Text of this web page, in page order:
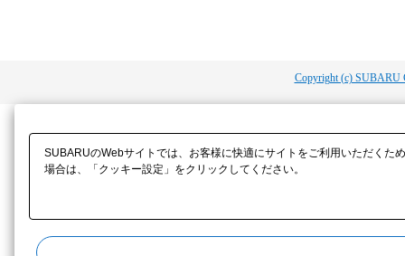
Copyright (c) SUBARU
SUBARUのWebサイトでは、お客様に快適にサイトをご利用いただく
場合は、「クッキー設定」をクリックしてください。​